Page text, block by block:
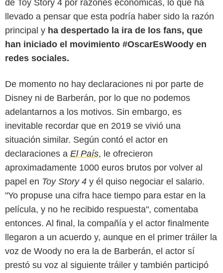
de Toy Story 4 por razones económicas, lo que ha
llevado a pensar que esta podría haber sido la razón
principal y ha despertado la ira de los fans, que
han iniciado el movimiento #OscarEsWoody en
redes sociales.
De momento no hay declaraciones ni por parte de
Disney ni de Barberán, por lo que no podemos
adelantarnos a los motivos. Sin embargo, es
inevitable recordar que en 2019 se vivió una
situación similar. Según contó el actor en
declaraciones a El País, le ofrecieron
aproximadamente 1000 euros brutos por volver al
papel en Toy Story 4 y él quiso negociar el salario.
"Yo propuse una cifra hace tiempo para estar en la
película, y no he recibido respuesta", comentaba
entonces. Al final, la compañía y el actor finalmente
llegaron a un acuerdo y, aunque en el primer tráiler la
voz de Woody no era la de Barberán, el actor sí
prestó su voz al siguiente tráiler y también participó